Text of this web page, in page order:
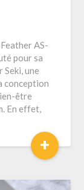
AS-
pour sa
une
conception
être
En effet,
+